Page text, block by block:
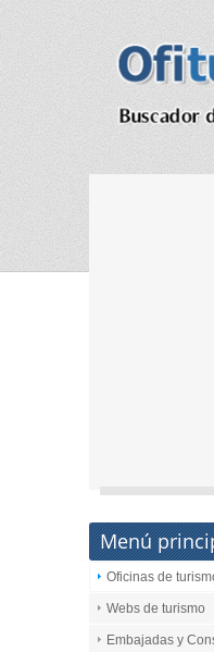
Menú
Oficinas de
Webs de turismo
Embajadas y